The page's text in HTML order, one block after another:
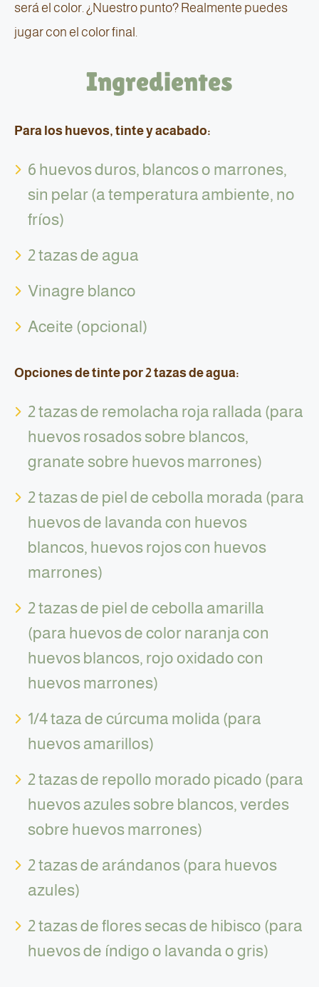
será el color. ¿Nuestro punto? Realmente puedes
jugar con el color final.
Ingredientes
Para los huevos, tinte y acabado:
6 huevos duros, blancos o marrones,
sin pelar (a temperatura ambiente, no
fríos)
2 tazas de agua
Vinagre blanco
Aceite (opcional)
Opciones de tinte por 2 tazas de agua:
2 tazas de remolacha roja rallada (para
huevos rosados sobre blancos,
granate sobre huevos marrones)
2 tazas de piel de cebolla morada (para
huevos de lavanda con huevos
blancos, huevos rojos con huevos
marrones)
2 tazas de piel de cebolla amarilla
(para huevos de color naranja con
huevos blancos, rojo oxidado con
huevos marrones)
1/4 taza de cúrcuma molida (para
huevos amarillos)
2 tazas de repollo morado picado (para
huevos azules sobre blancos, verdes
sobre huevos marrones)
2 tazas de arándanos (para huevos
azules)
2 tazas de flores secas de hibisco (para
huevos de índigo o lavanda o gris)